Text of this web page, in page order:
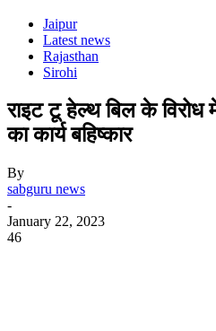
Jaipur
Latest news
Rajasthan
Sirohi
राइट टू हेल्थ बिल के विरोध
का कार्य बहिष्कार
By
sabguru news
-
January 22, 2023
46